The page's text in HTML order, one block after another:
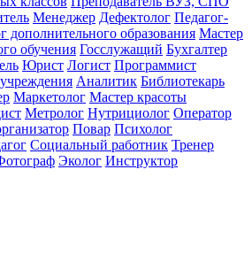
Менеджер Дефектолог Педагог-
дополнительного образования Мастер
обучения Госслужащий Бухгалтер
Юрист Логист Программист
Аналитик Библиотекарь
Маркетолог Мастер красоты
Метролог Нутрициолог Оператор
Повар Психолог
Социальный работник Тренер
Эколог Инструктор